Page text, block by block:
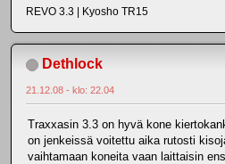
REVO 3.3 | Kyosho TR15
Dethlock
21.12.08 - klo: 22.04
Traxxasin 3.3 on hyvä kone
on jenkeissä voitettu aika rutosti
vaihtamaan koneita vaan laittaisin